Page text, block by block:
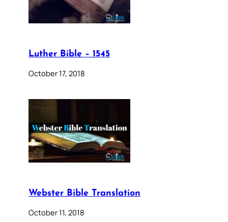
Luther Bible – 1545
October 17, 2018
Webster Bible Translation
October 11, 2018